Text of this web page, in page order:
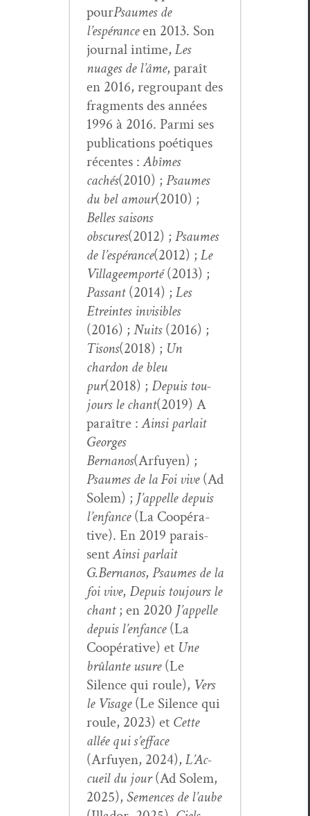
pourPsaumes de
l’espéranceen 2013. Son
jour­nal intime, Les
nuages de l’âme, paraît
en 2016, regroupant des
frag­ments des années
1996 à 2016. Par­mi ses
pub­li­ca­tions poé­tiques
récentes :Abîmes
cachés(2010) ; Psaumes
du bel amour(2010) ;
Belles saisons
obscures(2012) ; Psaumes
de l’espérance(2012) ; Le
Vil­lageemporté(2013) ;
Pas­sant(2014) ; Les
Etreintes invis­i­bles
(2016) ; Nuits(2016) ;
Tisons(2018) ; Un
chardon de bleu
pur(2018) ; Depuis tou­
jours le chant(2019) A
paraître :Ain­si par­lait
Georges
Bernanos(Arfuyen) ;
Psaumes de la Foi vive(Ad
Solem) ; J’appelle depuis
l’enfance(La Coopéra­
tive). En 2019 parais­
sentAin­si par­lait
G.Bernanos, Psaumes de la
foi vive, Depuis tou­jours le
chant; en 2020 J’ap­pelle
depuis l’en­fance(La
Coopéra­tive) et Une
brûlante usure(Le
Silence qui roule), Vers
le Vis­age(Le Silence qui
roule, 2023) et Cette
allée qui s’ef­face
(Arfuyen, 2024), L’Ac­
cueil du jour(Ad Solem,
2025), Semences de l’aube